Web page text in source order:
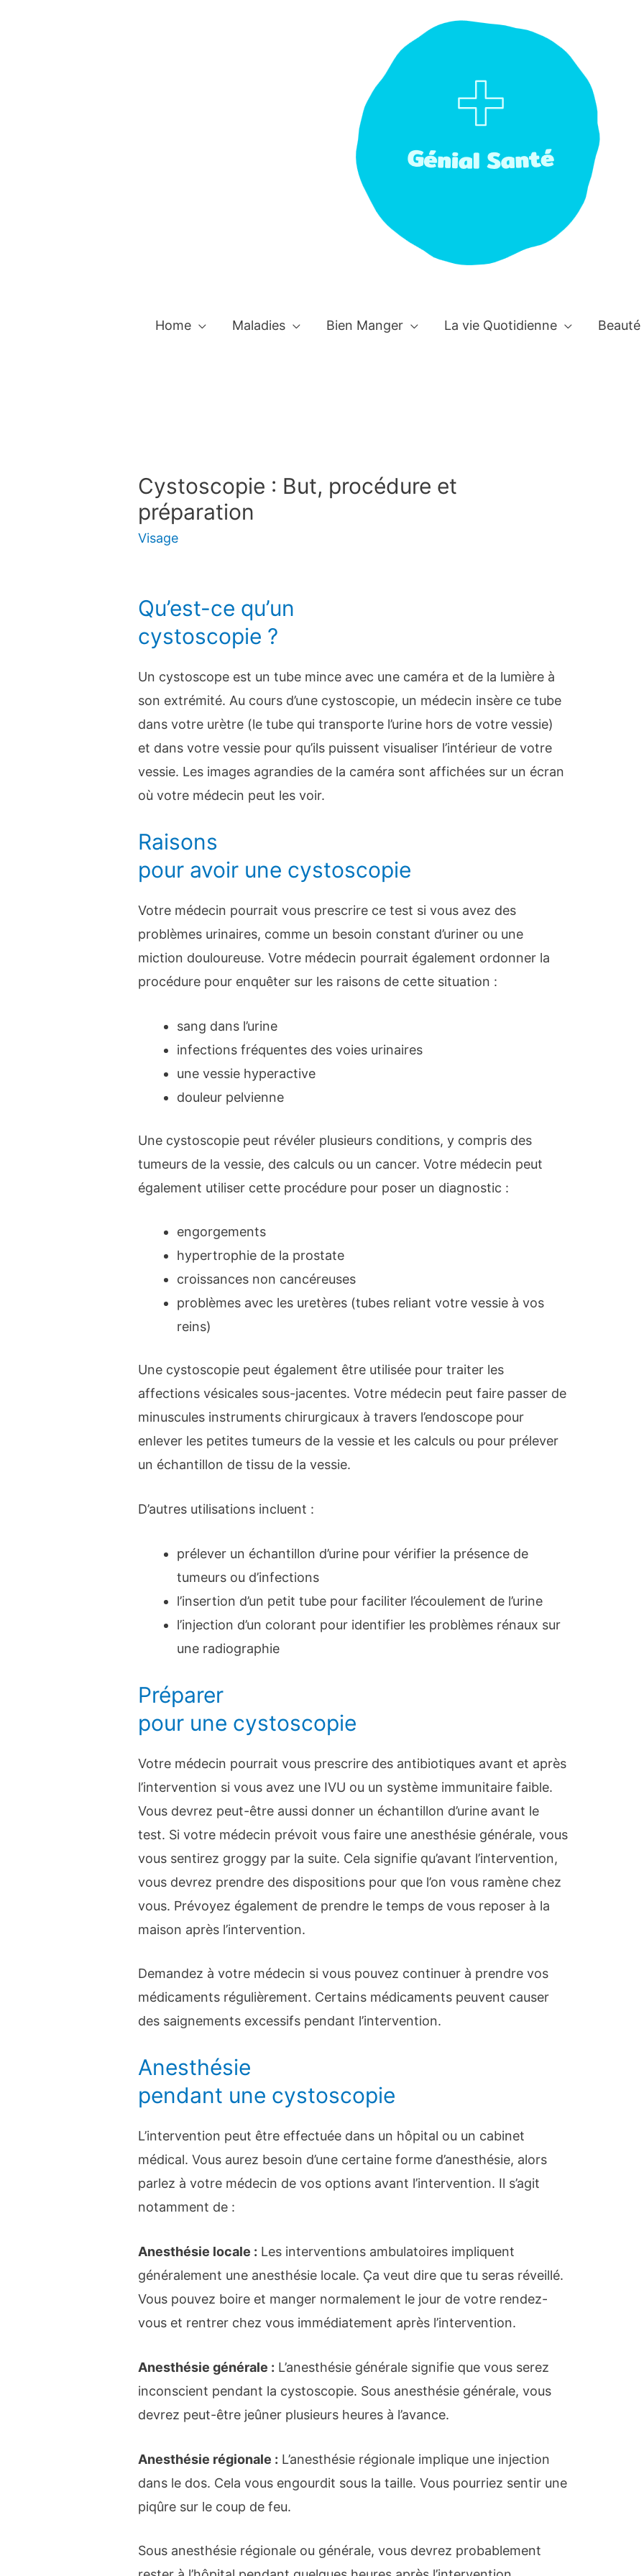
Home Maladies Bien Manger La vie Quotidienne Beauté
Cystoscopie : But, procédure et
préparation
Visage
Qu’est-ce qu’un
cystoscopie ?
Un cystoscope est un tube mince avec une caméra et de la lumière à
son extrémité. Au cours d’une cystoscopie, un médecin insère ce tube
dans votre urètre (le tube qui transporte l’urine hors de votre vessie)
et dans votre vessie pour qu’ils puissent visualiser l’intérieur de votre
vessie. Les images agrandies de la caméra sont affichées sur un écran
où votre médecin peut les voir.
Raisons
pour avoir une cystoscopie
Votre médecin pourrait vous prescrire ce test si vous avez des
problèmes urinaires, comme un besoin constant d’uriner ou une
miction douloureuse. Votre médecin pourrait également ordonner la
procédure pour enquêter sur les raisons de cette situation :
sang dans l’urine
infections fréquentes des voies urinaires
une vessie hyperactive
douleur pelvienne
Une cystoscopie peut révéler plusieurs conditions, y compris des
tumeurs de la vessie, des calculs ou un cancer. Votre médecin peut
également utiliser cette procédure pour poser un diagnostic :
engorgements
hypertrophie de la prostate
croissances non cancéreuses
problèmes avec les uretères (tubes reliant votre vessie à vos
reins)
Une cystoscopie peut également être utilisée pour traiter les
affections vésicales sous-jacentes. Votre médecin peut faire passer de
minuscules instruments chirurgicaux à travers l’endoscope pour
enlever les petites tumeurs de la vessie et les calculs ou pour prélever
un échantillon de tissu de la vessie.
D’autres utilisations incluent :
prélever un échantillon d’urine pour vérifier la présence de
tumeurs ou d’infections
l’insertion d’un petit tube pour faciliter l’écoulement de l’urine
l’injection d’un colorant pour identifier les problèmes rénaux sur
une radiographie
Préparer
pour une cystoscopie
Votre médecin pourrait vous prescrire des antibiotiques avant et après
l’intervention si vous avez une IVU ou un système immunitaire faible.
Vous devrez peut-être aussi donner un échantillon d’urine avant le
test. Si votre médecin prévoit vous faire une anesthésie générale, vous
vous sentirez groggy par la suite. Cela signifie qu’avant l’intervention,
vous devrez prendre des dispositions pour que l’on vous ramène chez
vous. Prévoyez également de prendre le temps de vous reposer à la
maison après l’intervention.
Demandez à votre médecin si vous pouvez continuer à prendre vos
médicaments régulièrement. Certains médicaments peuvent causer
des saignements excessifs pendant l’intervention.
Anesthésie
pendant une cystoscopie
L’intervention peut être effectuée dans un hôpital ou un cabinet
médical. Vous aurez besoin d’une certaine forme d’anesthésie, alors
parlez à votre médecin de vos options avant l’intervention. Il s’agit
notamment de :
Anesthésie locale : Les interventions ambulatoires impliquent
généralement une anesthésie locale. Ça veut dire que tu seras réveillé.
Vous pouvez boire et manger normalement le jour de votre rendez-
vous et rentrer chez vous immédiatement après l’intervention.
Anesthésie générale : L’anesthésie générale signifie que vous serez
inconscient pendant la cystoscopie. Sous anesthésie générale, vous
devrez peut-être jeûner plusieurs heures à l’avance.
Anesthésie régionale : L’anesthésie régionale implique une injection
dans le dos. Cela vous engourdit sous la taille. Vous pourriez sentir une
piqûre sur le coup de feu.
Sous anesthésie régionale ou générale, vous devrez probablement